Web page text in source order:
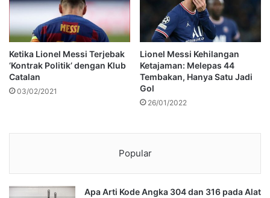
Ketika Lionel Messi Terjebak
‘Kontrak Politik’ dengan Klub
Catalan
03/02/2021
Lionel Messi Kehilangan
Ketajaman: Melepas 44
Tembakan, Hanya Satu Jadi
Gol
26/01/2022
Popular
Apa Arti Kode Angka 304 dan 316 pada Alat